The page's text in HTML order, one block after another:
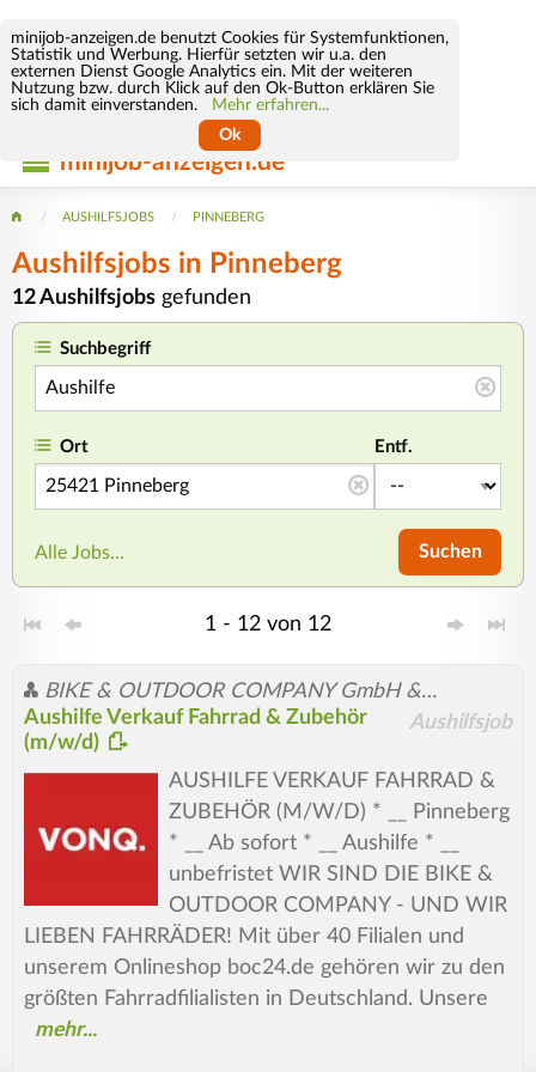
minijob-anzeigen.de benutzt Cookies für Systemfunktionen,
Statistik und Werbung. Hierfür setzten wir u.a. den
externen Dienst Google Analytics ein. Mit der weiteren
Nutzung bzw. durch Klick auf den Ok-Button erklären Sie
sich damit einverstanden.
Mehr erfahren...
Ok
minijob-anzeigen.de
AUSHILFSJOBS PINNEBERG
Aushilfsjobs in Pinneberg
12 Aushilfsjobs gefunden
Suchbegriff
Ort Entf.
Alle Jobs... Suchen
1 - 12 von 12
BIKE & OUTDOOR COMPANY GmbH & Co. KG
Aushilfsjob
Aushilfe Verkauf Fahrrad & Zubehör
(m/w/d)
AUSHILFE VERKAUF FAHRRAD &
ZUBEHÖR (M/W/D) * __ Pinneberg
* __ Ab sofort * __ Aushilfe * __
unbefristet WIR SIND DIE BIKE &
OUTDOOR COMPANY - UND WIR
LIEBEN FAHRRÄDER! Mit über 40 Filialen und
unserem Onlineshop boc24.de gehören wir zu den
größten Fahrradfilialisten in Deutschland. Unsere